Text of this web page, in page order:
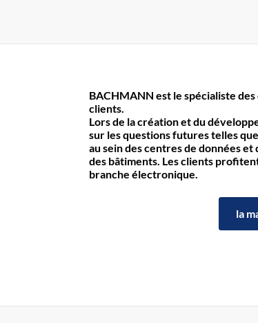
BACHMANN est le spécialiste
clients.
Lors de la création et du
sur les questions futures telles
au sein des centres de données
des bâtiments. Les clients
branche électronique.
la